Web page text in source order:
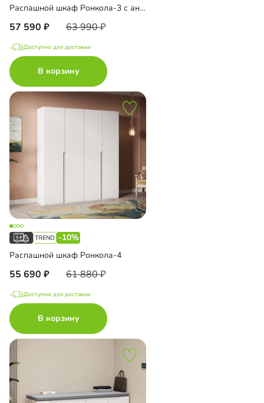
Распашной шкаф Ронкола-3 с антресолью
57 590 63 990
Доступно для доставки
В корзину
-10%
Распашной шкаф Ронкола-4
55 690 61 880
Доступно для доставки
В корзину